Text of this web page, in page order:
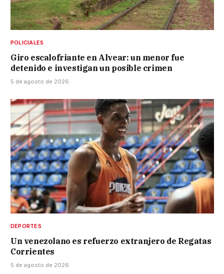
POLICIALES
Giro escalofriante en Alvear: un menor fue
detenido e investigan un posible crimen
5 de agosto de 2026
DEPORTES
Un venezolano es refuerzo extranjero de Regatas
Corrientes
5 de agosto de 2026